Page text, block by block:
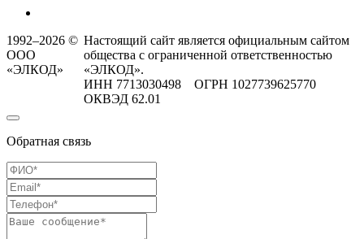
1992–2026 ©
ООО
«ЭЛКОД»
Настоящий сайт является официальным сайтом
общества с ограниченной ответственностью
«ЭЛКОД».
ИНН 7713030498 ОГРН 1027739625770
ОКВЭД 62.01
Обратная связь